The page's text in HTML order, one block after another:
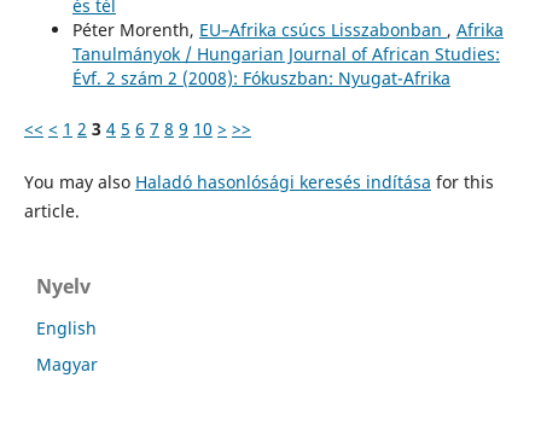
és tél
Péter Morenth, EU–Afrika csúcs Lisszabonban , Afrika
Tanulmányok / Hungarian Journal of African Studies:
Évf. 2 szám 2 (2008): Fókuszban: Nyugat-Afrika
<< < 1 2 3 4 5 6 7 8 9 10 > >>
You may also Haladó hasonlósági keresés indítása for this
article.
Nyelv
English
Magyar